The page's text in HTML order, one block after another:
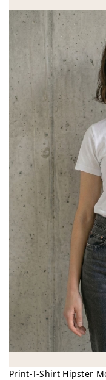
Print-T-Shirt Hipster